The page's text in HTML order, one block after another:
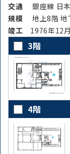
交通
銀座線 日
規模
地上8階 地
竣⼯ 1976年12
3階
4階